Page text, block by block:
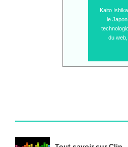
Kaito
le
du